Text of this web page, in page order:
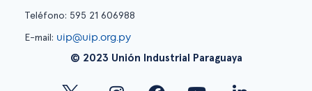
Teléfono: 595 21 606988
E-mail: uip@uip.org.py
© 2023 Unión Industrial Paraguaya